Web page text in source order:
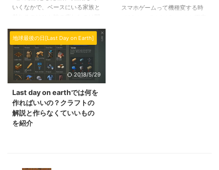
ていただくといいと思います。動
るので、一緒にご覧ください↓↓
https://youtu.be/7hVmP3iK3IU
...
イオンアース）で必要な基本動作
いくなかで、ベースにいる家族と
う・・・今回の記事の主役はわん
ちゃんです。 沢山わんちゃんを
手に入れて育ててもっと強く・仲
良くなりたい・・・そんな方は是
非目を通してくださいね！ スキ
ルや配合についても解説をしてい
るので合わせてチェックして下さ
い( ˘ω˘ ) スポンサーリンク そも
そも犬がいると何ができる？ 犬
は最大四匹を固定することができ
スマホゲームって機種変する時
地球最後の日[Last Day on Earth]
2018/5/29
Last day on earthでは何を
作ればいいの？クラフトの
解説と作らなくていいもの
を紹介